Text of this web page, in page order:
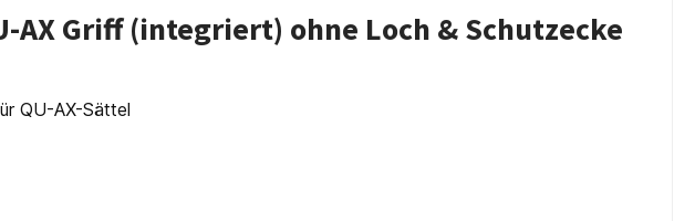
Griff (integriert) ohne Loch & Schutzecke
QU-AX-Sättel